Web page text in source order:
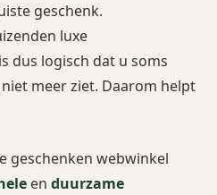
geschenk.
luxe
dus logisch dat u soms
meer ziet. Daarom helpt
geschenken webwinkel
en duurzame